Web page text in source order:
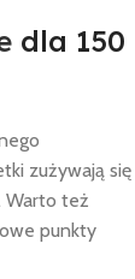
dla 150
zużywają się
Warto też
punkty